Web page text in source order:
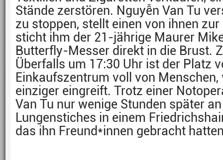
Stände zerstören. Nguyễn Van Tu
zu stoppen, stellt einen von ihnen
sticht ihm der 21-jährige Maurer
Butterfly-Messer direkt in die Brust.
Überfalls um 17:30 Uhr ist der Platz
Einkaufszentrum voll von
einziger eingreift. Trotz einer
Van Tu nur wenige Stunden später
Lungenstiches in einem
das ihn Freund*innen gebracht